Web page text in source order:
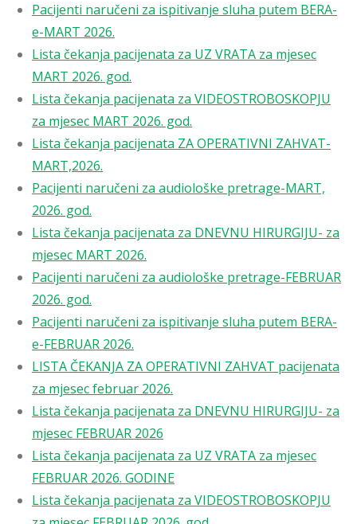
Pacijenti naručeni za ispitivanje sluha putem BERA-
e-MART 2026.
Lista čekanja pacijenata za UZ VRATA za mjesec
MART 2026. god.
Lista čekanja pacijenata za VIDEOSTROBOSKOPJU
za mjesec MART 2026. god.
Lista čekanja pacijenata ZA OPERATIVNI ZAHVAT-
MART,2026.
Pacijenti naručeni za audiološke pretrage-MART,
2026. god.
Lista čekanja pacijenata za DNEVNU HIRURGIJU- za
mjesec MART 2026.
Pacijenti naručeni za audiološke pretrage-FEBRUAR
2026. god.
Pacijenti naručeni za ispitivanje sluha putem BERA-
e-FEBRUAR 2026.
LISTA ČEKANJA ZA OPERATIVNI ZAHVAT pacijenata
za mjesec februar 2026.
Lista čekanja pacijenata za DNEVNU HIRURGIJU- za
mjesec FEBRUAR 2026
Lista čekanja pacijenata za UZ VRATA za mjesec
FEBRUAR 2026. GODINE
Lista čekanja pacijenata za VIDEOSTROBOSKOPJU